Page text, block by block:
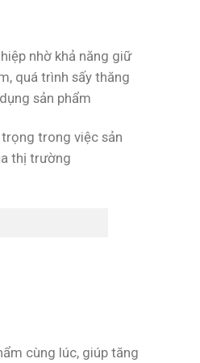
nhờ khả năng giữ
quá trình sấy thăng
sản phẩm
trong việc sản
thị trường
cùng lúc, giúp tăng